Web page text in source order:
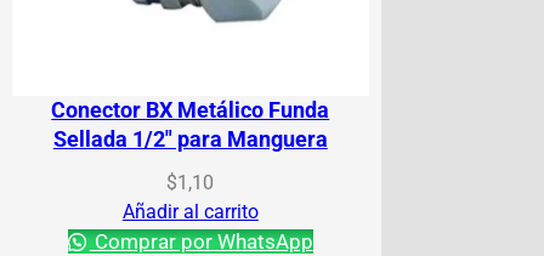
Conector BX Metálico Funda
Sellada 1/2″ para Manguera
$1,10
Añadir al carrito
Comprar por WhatsApp